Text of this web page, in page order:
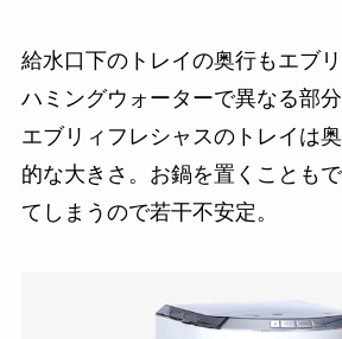
給水口下のトレイの奥行もエブ
ハミングウォーターで異なる部分
エブリィフレシャスのトレイは
的な大きさ。お鍋を置くことも
てしまうので若干不安定。